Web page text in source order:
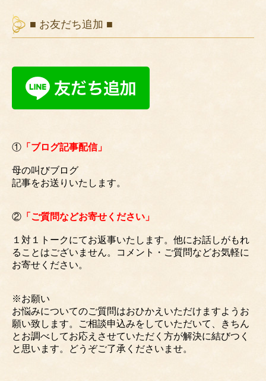
■ お友だち追加 ■
① 「ブログ記事配信」
母の叫びブログ
記事をお送りいたします。
② 「ご質問などお寄せください」
１対１トークにてお返事いたします。他にお話しがもれ
ることはございません。コメント・ご質問などお気軽に
お寄せください。
※お願い
お悩みについてのご質問はおひかえいただけますようお
願い致します。ご相談申込みをしていただいて、きちん
とお調べしてお応えさせていただく方が解決に結びつく
と思います。どうぞご了承くださいませ。